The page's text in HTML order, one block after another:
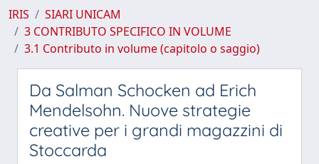
IRIS
SIARI UNICAM
3 CONTRIBUTO SPECIFICO IN VOLUME
3.1 Contributo in volume (capitolo o saggio)
Da Salman Schocken ad Erich
Mendelsohn. Nuove strategie
creative per i grandi magazzini di
Stoccarda